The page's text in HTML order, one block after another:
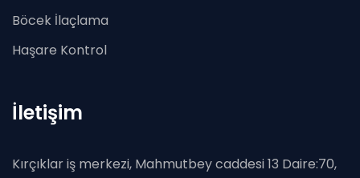
Böcek İlaçlama
Haşare Kontrol
İletişim
Kırçıklar iş merkezi, Mahmutbey caddesi 13 Daire:70,